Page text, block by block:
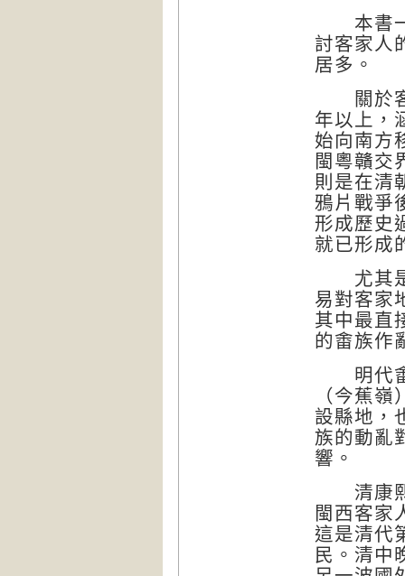
本書一
討客家人
居多。
關於客
年以上，
始向南方
閩粵贛交
則是在清
鴉片戰爭
形成歷史
就已形成
尤其是
易對客家
其中最直
的畬族作
明代畬
（今蕉
設縣地，
族的動亂
響。
清康熙
閩西客家
這是清代
民。清中